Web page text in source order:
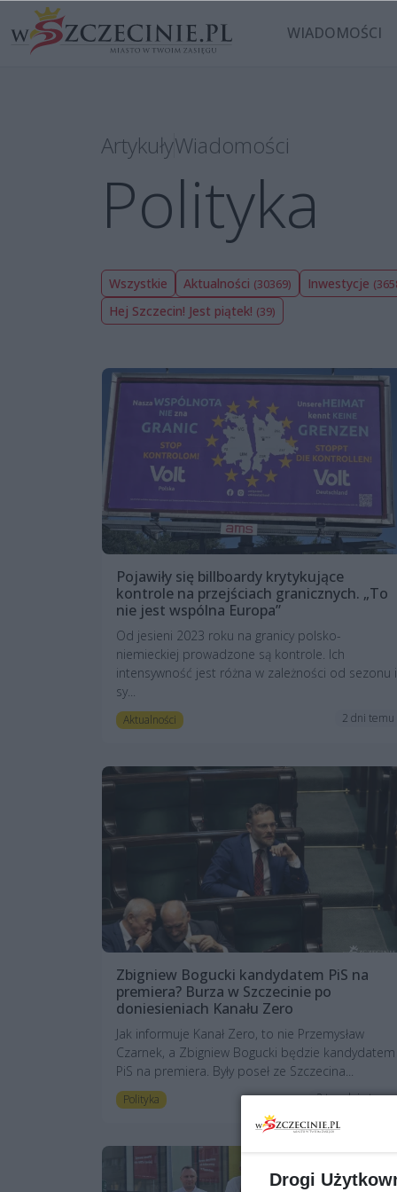
WIADOMOŚCI
ArtykułyWiadomości
Polityka
Wszystkie Aktualności (30369) Inwestycje
Hej Szczecin! Jest piątek! (39)
Pojawiły się billboardy krytykujące
kontrole na przejściach granicznych. „To
nie jest wspólna Europa”
Od jesieni 2023 roku na granicy polsko-
niemieckiej prowadzone są kontrole. Ich
intensywność jest różna w zależności od sezonu i
sy...
Aktualności 2 dni temu
Zbigniew Bogucki kandydatem PiS na
premiera? Burza w Szczecinie po
doniesieniach Kanału Zero
Jak informuje Kanał Zero, to nie Przemysław
Czarnek, a Zbigniew Bogucki będzie kandydatem
PiS na premiera. Były poseł ze Szczecina...
Polityka 2 tygodnie temu
Drogi